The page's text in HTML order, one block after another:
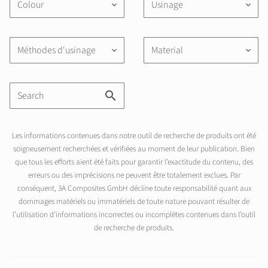
Colour keyboard_arrow_down Usinage keyboard_arrow_down
Méthodes d'usinage keyboard_arrow_down Material keyboard_arrow_down
Les informations contenues dans notre outil de recherche de produits ont été
soigneusement recherchées et vérifiées au moment de leur publication. Bien
que tous les efforts aient été faits pour garantir l’exactitude du contenu, des
erreurs ou des imprécisions ne peuvent être totalement exclues. Par
conséquent, 3A Composites GmbH décline toute responsabilité quant aux
dommages matériels ou immatériels de toute nature pouvant résulter de
l’utilisation d’informations incorrectes ou incomplètes contenues dans l’outil
de recherche de produits.